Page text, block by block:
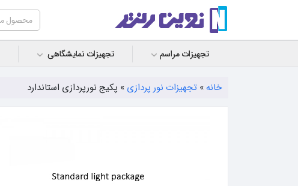
تجهیزات مراسم تجهیزات نمایشگاهی
خانه » تجهیزات نور پردازی » پکیج نورپردازی استاندارد